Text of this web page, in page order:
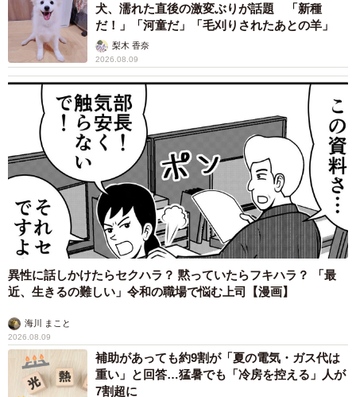
「冷たい麦茶を入れるのも雰囲気出ますし、輪切りのレモ
ンを浮かべた氷水もおすすめ。より一層『それっぽさ』が
増します。もはやこのピッチャーがない食卓が想像できな
いくらい、存在が自然になってきました（笑）。まさかこ
んなことで話題になるとは…。でもちょっと、うれしいで
「40年間で100万個以上販売」…メーカーに聞い
た
このピッチャーは、象印マホービンの「クールピッチャ
ー」という製品。こちさんが所有しているグリーン以外
に、ブラウンとベージュのカラー展開もあります。今回の
投稿を通してSNSで話題となった「クールピッチャー」に
ついて、象印マホービンの担当者にお話を伺いました。
ーー「クールピッチャー」の構造の工夫を教えてくださ
い。
犬、濡れた直後の激変ぶりが話題 「新種
だ！」「河童だ」「毛刈りされたあとの羊」
梨木 香奈
2026.08.09
異性に話しかけたらセクハラ？ 黙っていたらフキハラ？ 「最
近、生きるの難しい」令和の職場で悩む上司【漫画】
海川 まこと
2026.08.09
補助があっても約9割が「夏の電気・ガス代は
重い」と回答…猛暑でも「冷房を控える」人が
7割超に